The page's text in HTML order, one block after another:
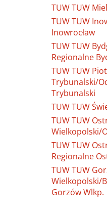
TUW TUW
TUW TUW
Inowrocław
TUW TUW
Regionalne
TUW TUW
Trybunalski/
Trybunalski
TUW TUW
TUW TUW
Wielkopolski/
TUW TUW
Regionalne
TUW TUW
Wielkopolski/
Gorzów Wlkp.